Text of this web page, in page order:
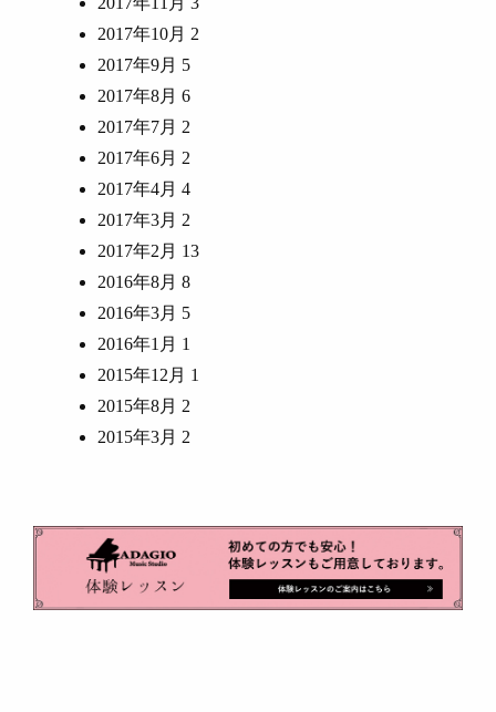
2017年10月 2
2017年9月 5
2017年8月 6
2017年7月 2
2017年6月 2
2017年4月 4
2017年3月 2
2017年2月 13
2016年8月 8
2016年3月 5
2016年1月 1
2015年12月 1
2015年8月 2
2015年3月 2